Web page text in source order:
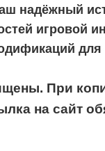
надёжный
игровой
При
на сайт